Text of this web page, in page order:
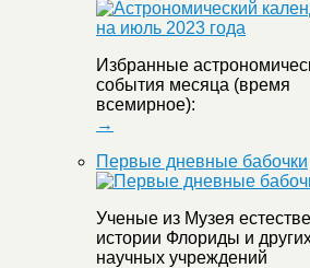
Избранные
события месяца (время
→
Первые дневные бабочки
Ученые из Музея
истории Флориды и
научных учреждений